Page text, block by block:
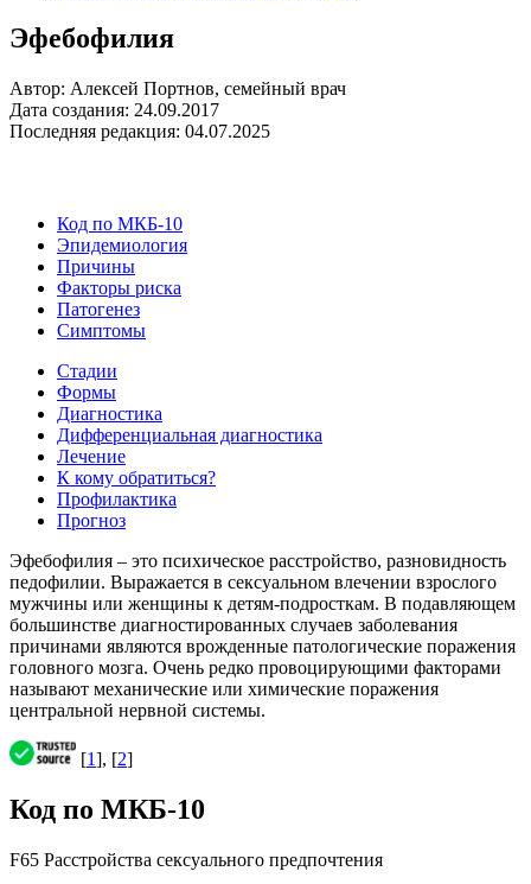
Эфебофилия
Автор: Алексей Портнов, семейный врач
Дата создания: 24.09.2017
Последняя редакция: 04.07.2025
Код по МКБ-10
Эпидемиология
Причины
Факторы риска
Патогенез
Симптомы
Стадии
Формы
Диагностика
Дифференциальная диагностика
Лечение
К кому обратиться?
Профилактика
Прогноз
Эфебофилия – это психическое расстройство, разновидность
педофилии. Выражается в сексуальном влечении взрослого
мужчины или женщины к детям-подросткам. В подавляющем
большинстве диагностированных случаев заболевания
причинами являются врожденные патологические поражения
головного мозга. Очень редко провоцирующими факторами
называют механические или химические поражения
центральной нервной системы.
[1], [2]
Код по МКБ-10
F65 Расстройства сексуального предпочтения